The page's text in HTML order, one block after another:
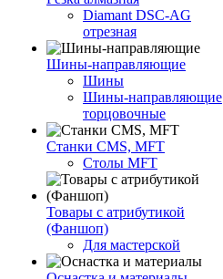
Diamant DSC-AG
отрезная
Шины-направляющие
Шины
Шины-направляющие
торцовочные
Станки CMS, MFT
Столы MFT
Товары с атрибутикой
(Фаншоп)
Для мастерской